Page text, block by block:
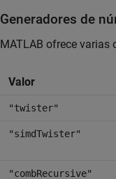
Generadores de
MATLAB ofrece varias
Valor
"twister"
"simdTwister"
"combRecursive"